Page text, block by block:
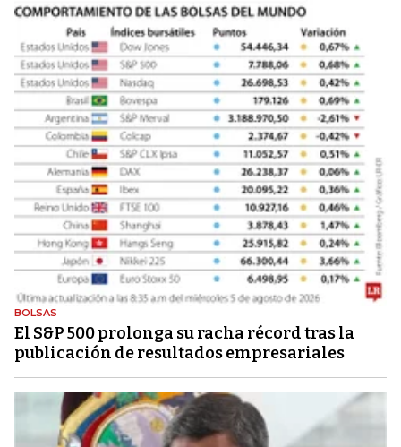
BOLSAS
El S&P 500 prolonga su racha récord tras la
publicación de resultados empresariales